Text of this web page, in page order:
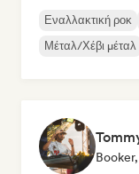
Εναλλακτική ροκ
Μέταλ/Χέβι μέταλ